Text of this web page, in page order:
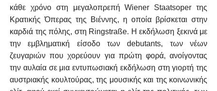
κάθε χρόνο στη μεγαλοπρεπή Wiener Staatsoper της
Κρατικής Όπερας της Βιέννης, η οποία βρίσκεται στην
καρδιά της πόλης, στη Ringstraße. Η εκδήλωση ξεκινά με
την εμβληματική είσοδο των debutants, των νέων
ζευγαριών που χορεύουν για πρώτη φορά, ανοίγοντας
την αυλαία σε μια εντυπωσιακή εκδήλωση στη γιορτή της
αυστριακής κουλτούρας, της μουσικής και της κοινωνικής